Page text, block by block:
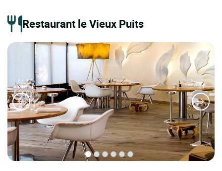
Restaurant le Vieux Puits